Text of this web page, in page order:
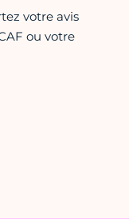
votre avis
ou votre